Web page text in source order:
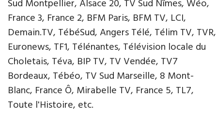
Sud Montpellier, Alsace 20, TV Sud Nîmes, Wéo,
France 3, France 2, BFM Paris, BFM TV, LCI,
Demain.TV, TébéSud, Angers Télé, Télim TV, TVR,
Euronews, TF1, Télénantes, Télévision locale du
Choletais, Téva, BIP TV, TV Vendée, TV7
Bordeaux, Tébéo, TV Sud Marseille, 8 Mont-
Blanc, France Ô, Mirabelle TV, France 5, TL7,
Toute l'Histoire, etc.